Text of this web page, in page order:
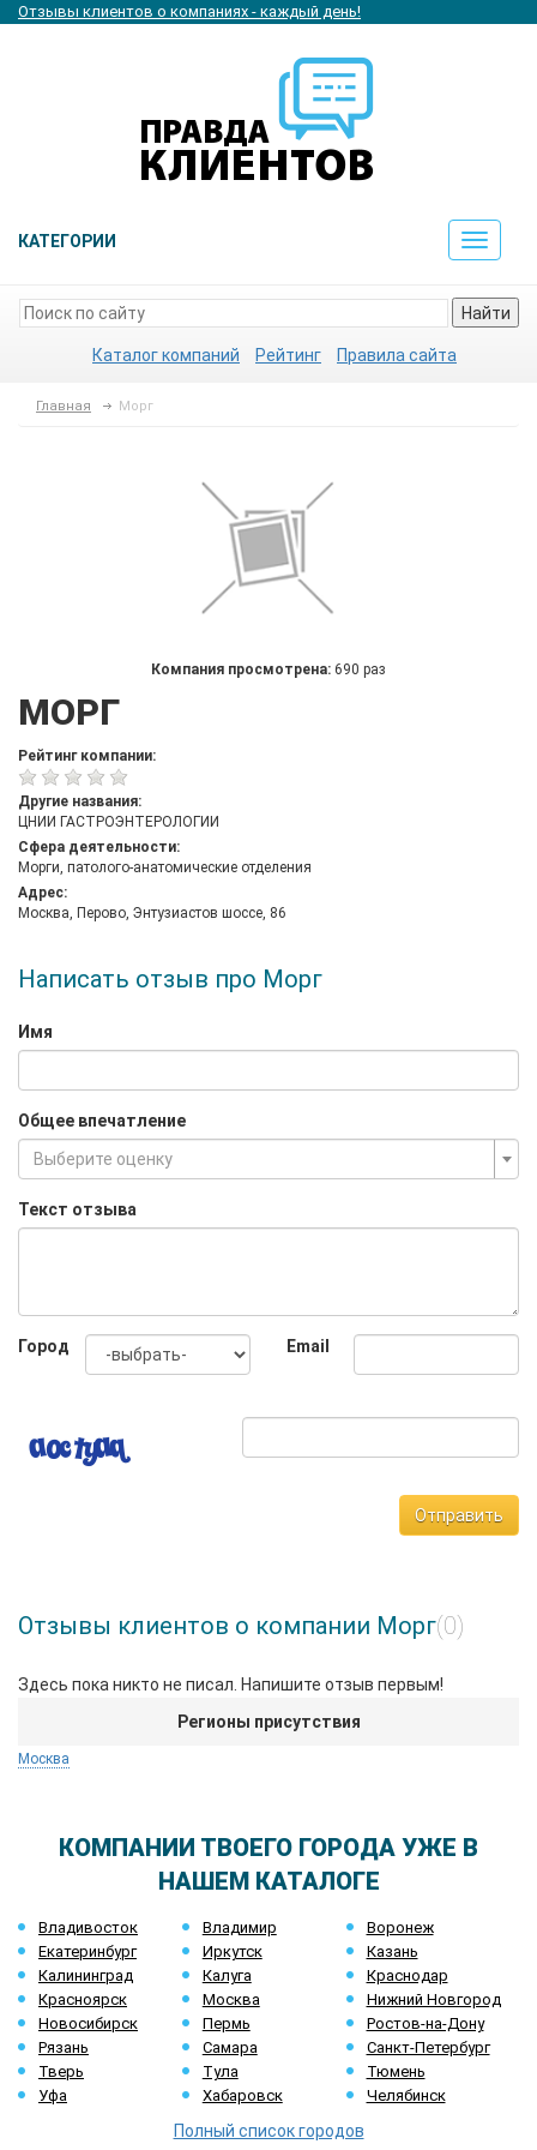
Отзывы клиентов о компаниях - каждый день!
КАТЕГОРИИ
Toggle
Найти
Каталог компаний Рейтинг Правила сайта
Главная Морг
Компания просмотрена: 690 раз
МОРГ
Рейтинг компании:
Другие названия:
ЦНИИ ГАСТРОЭНТЕРОЛОГИИ
Сфера деятельности:
Морги, патолого-анатомические отделения
Адрес:
Москва, Перово, Энтузиастов шоссе, 86
Написать отзыв про Морг
Имя
Общее впечатление
Выберите оценку
Текст отзыва
Город Email
Отправить
Отзывы клиентов о компании Морг(0)
Здесь пока никто не писал. Напишите отзыв первым!
Регионы присутствия
Москва
КОМПАНИИ ТВОЕГО ГОРОДА УЖЕ В
НАШЕМ КАТАЛОГЕ
Владивосток Владимир
Воронеж
Екатеринбург
Иркутск
Казань
Калининград
Калуга
Краснодар
Красноярск
Москва
Нижний Новгород
Новосибирск
Пермь
Ростов-на-Дону
Рязань
Самара
Санкт-Петербург
Тверь
Тула
Тюмень
Уфа
Хабаровск Челябинск
Полный список городов